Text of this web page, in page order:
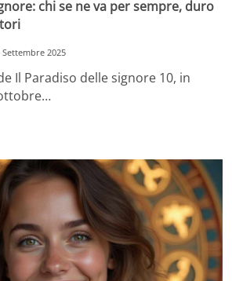
chi se ne va per sempre, duro
Settembre 2025
Il Paradiso delle signore 10, in